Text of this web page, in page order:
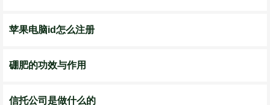
苹果电脑id怎么注册
硼肥的功效与作用
信托公司是做什么的